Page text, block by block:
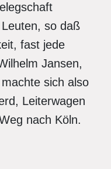
so daß
fast jede
Jansen,
sich also
Leiterwagen
nach Köln.